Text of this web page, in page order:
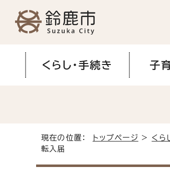
くらし・手続き 子
現在の位置： トップページ > くら
転入届